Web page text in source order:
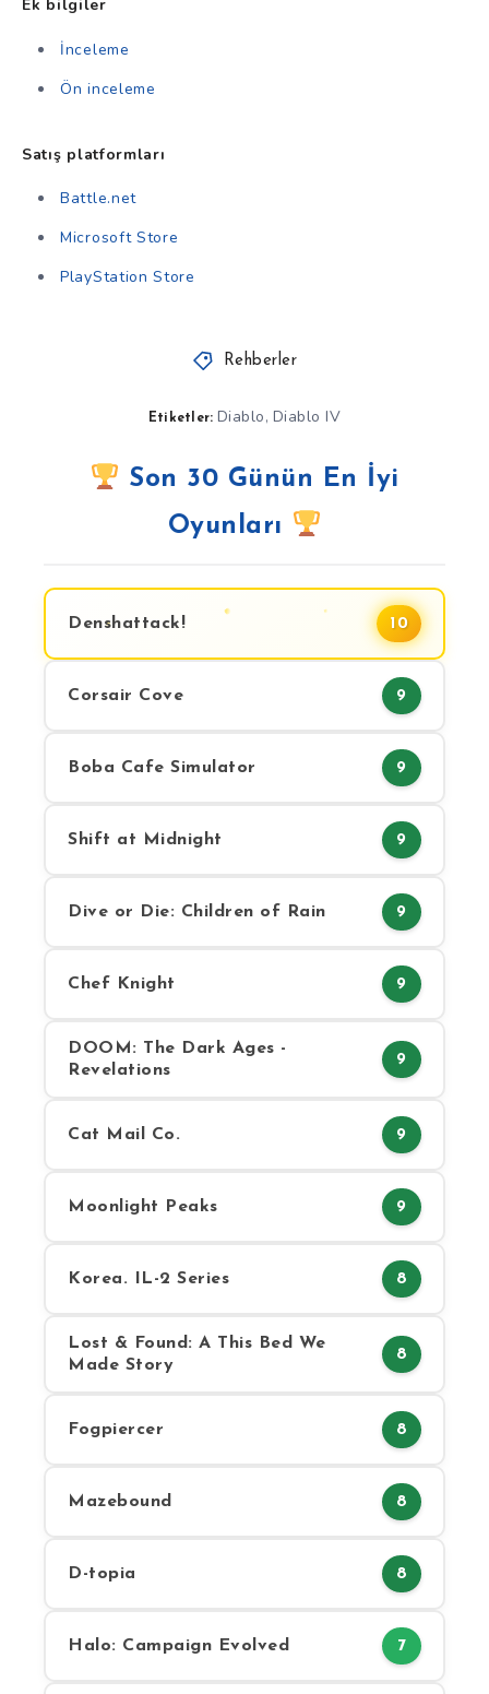
Ek bilgiler
İnceleme
Ön inceleme
Satış platformları
Battle.net
Microsoft Store
PlayStation Store
Rehberler
Etiketler: Diablo, Diablo IV
Son 30 Günün En İyi
Oyunları
Denshattack! 10
Corsair Cove 9
Boba Cafe Simulator 9
Shift at Midnight 9
Dive or Die: Children of Rain 9
Chef Knight 9
DOOM: The Dark Ages -
Revelations
9
Cat Mail Co. 9
Moonlight Peaks 9
Korea. IL-2 Series 8
Lost & Found: A This Bed We
Made Story
8
Fogpiercer 8
Mazebound 8
D-topia 8
Halo: Campaign Evolved 7